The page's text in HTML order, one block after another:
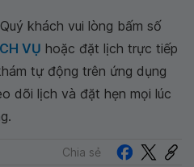
khách vui lòng bấm số
VỤ hoặc đặt lịch trực tiếp
tự động trên ứng dụng
dõi lịch và đặt hẹn mọi lúc
Chia sẻ